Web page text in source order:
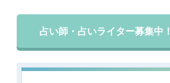
占い師・占いライター募集中！